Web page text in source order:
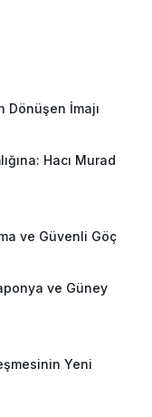
Dönüşen İmajı
Hacı Murad
ve Güvenli Göç
ve Güney
Yeni